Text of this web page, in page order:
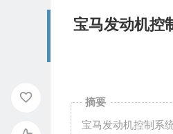
宝马发动机
摘要
宝马发动机控制系